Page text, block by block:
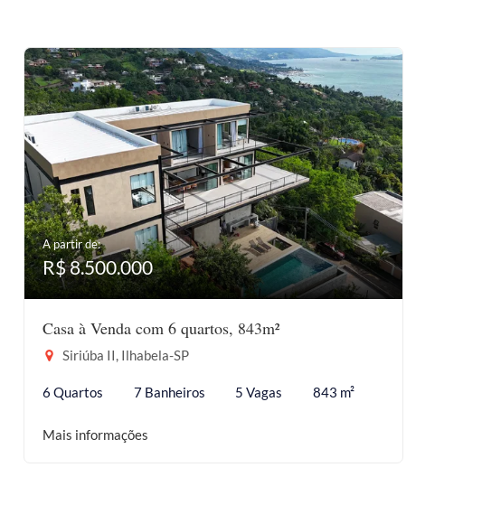
A partir de:
R$ 8.500.000
Casa à Venda com 6 quartos, 843m²
Siriúba II, Ilhabela-SP
6 Quartos 7 Banheiros 5 Vagas 843 m²
Mais informações